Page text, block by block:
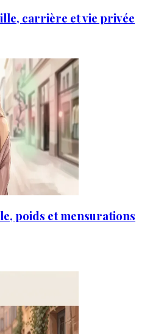
carrière et vie privée
poids et mensurations